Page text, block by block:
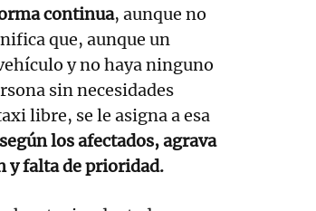
continua, aunque no
que, aunque un
y no haya ninguno
sin necesidades
libre, se le asigna a esa
los afectados, agrava
y falta de prioridad.